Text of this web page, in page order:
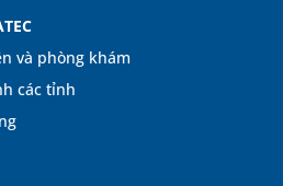
và phòng khám
các tỉnh